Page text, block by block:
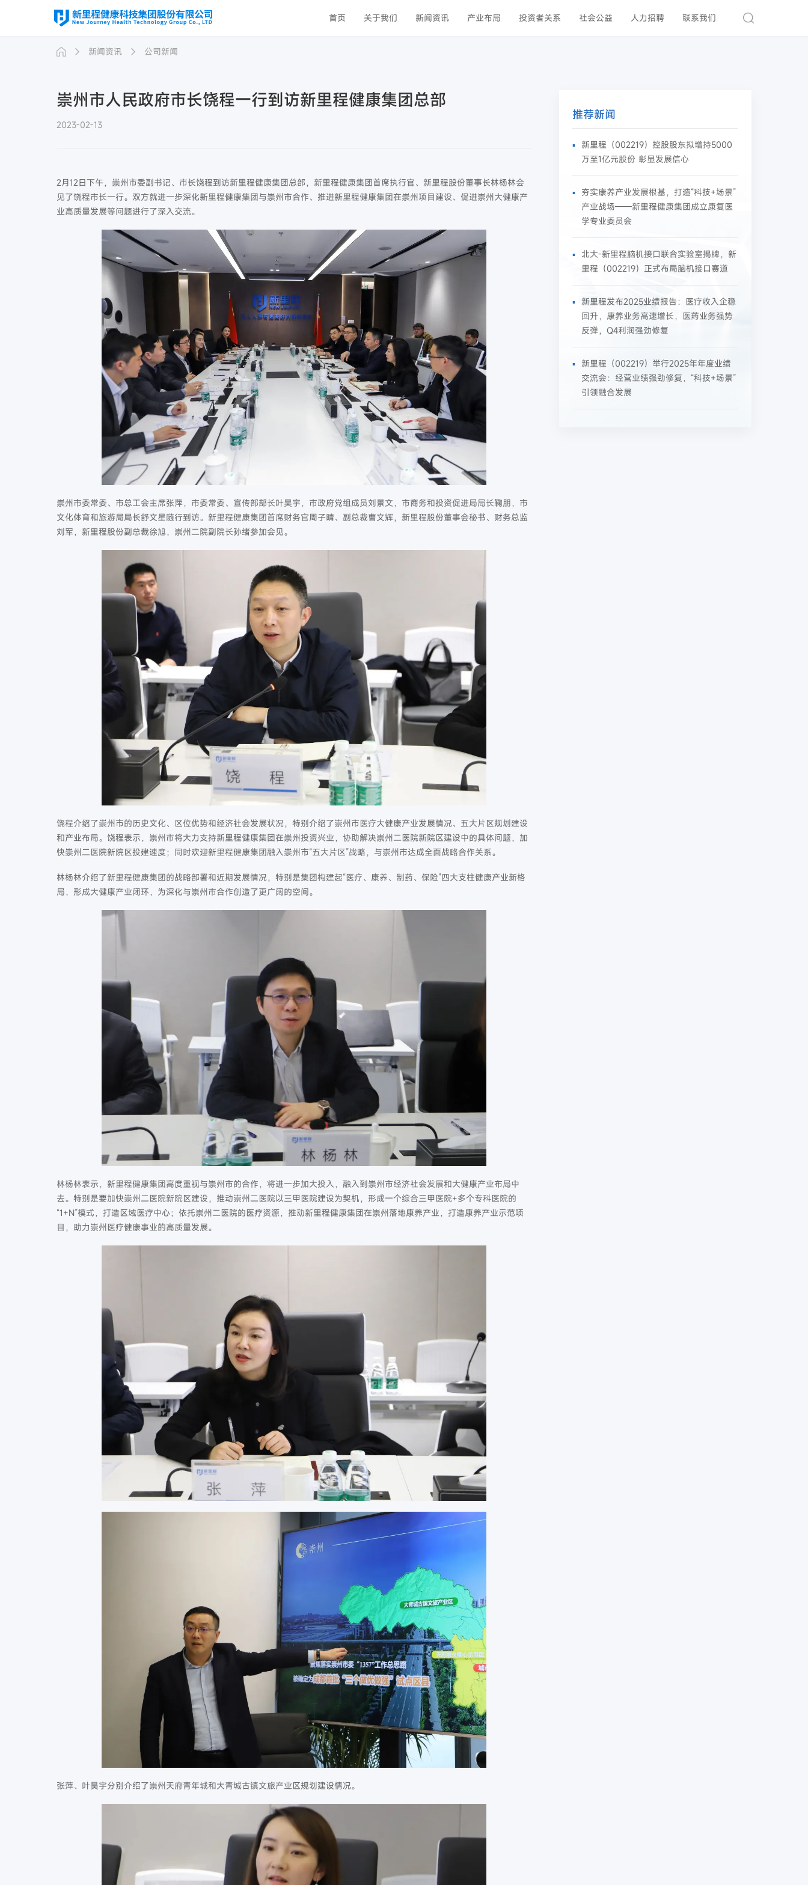
首页 关于我们 新闻资讯 产业布局 投资者关系 社会公益 人力招聘 联系我们
新闻资讯 公司新闻
崇州市人民政府市长饶程一行到访新里程健康集团总部
2023-02-13
2月12日下午，崇州市委副书记、市长饶程到访新里程健康集团总部，新里程健康集团首席执行官、新里程股份董事长林杨林会
见了饶程市长一行。双方就进一步深化新里程健康集团与崇州市合作、推进新里程健康集团在崇州项目建设、促进崇州大健康产
业高质量发展等问题进行了深入交流。
崇州市委常委、市总工会主席张萍，市委常委、宣传部部长叶昊宇，市政府党组成员刘景文，市商务和投资促进局局长鞠朋，市
文化体育和旅游局局长舒文星随行到访。新里程健康集团首席财务官周子晴、副总裁曹文辉，新里程股份董事会秘书、财务总监
刘军，新里程股份副总裁徐旭，崇州二院副院长孙绪参加会见。
饶程介绍了崇州市的历史文化、区位优势和经济社会发展状况，特别介绍了崇州市医疗大健康产业发展情况、五大片区规划建设
和产业布局。饶程表示，崇州市将大力支持新里程健康集团在崇州投资兴业，协助解决崇州二医院新院区建设中的具体问题，加
快崇州二医院新院区投建速度；同时欢迎新里程健康集团融入崇州市“五大片区”战略，与崇州市达成全面战略合作关系。
林杨林介绍了新里程健康集团的战略部署和近期发展情况，特别是集团构建起“医疗、康养、制药、保险”四大支柱健康产业新格
局，形成大健康产业闭环，为深化与崇州市合作创造了更广阔的空间。
林杨林表示，新里程健康集团高度重视与崇州市的合作，将进一步加大投入，融入到崇州市经济社会发展和大健康产业布局中
去。特别是要加快崇州二医院新院区建设，推动崇州二医院以三甲医院建设为契机，形成一个综合三甲医院+多个专科医院的
“1+N”模式，打造区域医疗中心；依托崇州二医院的医疗资源，推动新里程健康集团在崇州落地康养产业，打造康养产业示范项
目，助力崇州医疗健康事业的高质量发展。
张萍、叶昊宇分别介绍了崇州天府青年城和大青城古镇文旅产业区规划建设情况。
推荐新闻
新里程（002219）控股股东拟增持5000
万至1亿元股份 彰显发展信心
夯实康养产业发展根基，打造“科技+场景”
产业战场——新里程健康集团成立康复医
学专业委员会
北大-新里程脑机接口联合实验室揭牌，新
里程（002219）正式布局脑机接口赛道
新里程发布2025业绩报告：医疗收入企稳
回升，康养业务高速增长，医药业务强势
反弹，Q4利润强劲修复
新里程（002219）举行2025年年度业绩
交流会：经营业绩强劲修复，“科技+场景”
引领融合发展